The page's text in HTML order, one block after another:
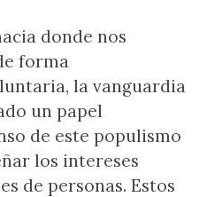
donde nos
forma
la vanguardia
un papel
de este populismo
los intereses
de personas. Estos